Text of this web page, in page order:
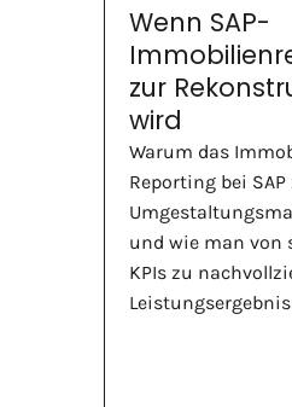
Wenn SAP-
zur
wird
Warum das
Reporting bei
und wie man von
KPIs zu